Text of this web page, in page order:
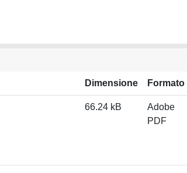
Dimensione Formato
66.24 kB
Adobe
PDF